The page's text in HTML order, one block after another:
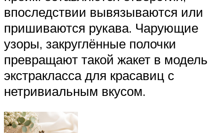
впоследствии вывязываются или
пришиваются рукава. Чарующие
узоры, закруглённые полочки
превращают такой жакет в модель
экстракласса для красавиц с
нетривиальным вкусом.